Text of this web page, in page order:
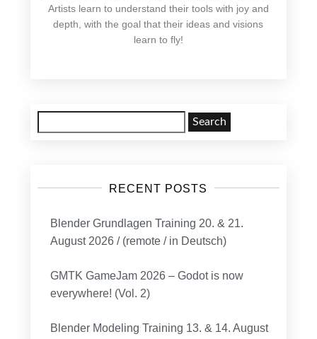
Artists learn to understand their tools with joy and
depth, with the goal that their ideas and visions
learn to fly!
for:
RECENT POSTS
Blender Grundlagen Training 20. & 21.
August 2026 / (remote / in Deutsch)
GMTK GameJam 2026 – Godot is now
everywhere! (Vol. 2)
Blender Modeling Training 13. & 14. August